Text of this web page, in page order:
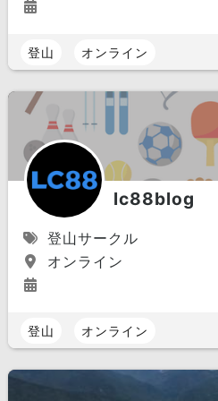
登山 オンライン
lc88blog
登山サークル
オンライン
登山 オンライン